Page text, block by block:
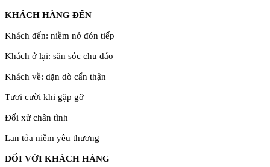
KHÁCH HÀNG ĐẾN
Khách đến: niềm nở đón tiếp
Khách ở lại: săn sóc chu đáo
Khách về: dặn dò cẩn thận
Tươi cười khi gặp gỡ
Đối xử chân tình
Lan tỏa niềm yêu thương
ĐỐI VỚI KHÁCH HÀNG